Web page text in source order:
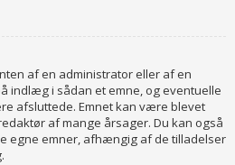
af en administrator eller af en
indlæg i sådan et emne, og eventuelle
afsluttede. Emnet kan være blevet
af mange årsager. Du kan også
egne emner, afhængig af de tilladelser